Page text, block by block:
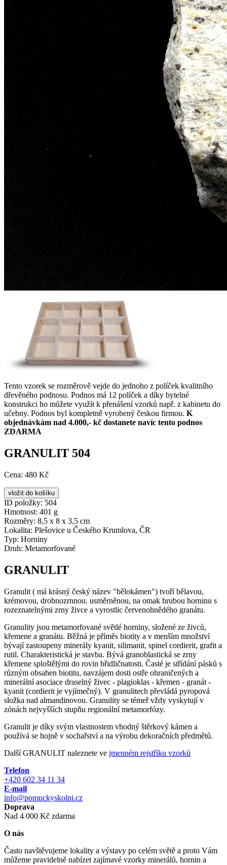
Tento vzorek se rozměrově vejde do jednoho z políček kvalitního
dřevěného podnosu. Podnos má 12 políček a díky bytelné
konstrukci ho můžete využít k přenášení vzorků např. z kabinetu do
učebny. Podnos byl kompletně vyrobený českou firmou. K
objednávkám nad 4.000,- kč dostanete navíc tento podnos
ZDARMA
GRANULIT 504
Cena: 480 Kč
ID položky: 504
Hmotnost: 401 g
Rozměry: 8,5 x 8 x 3,5 cm
Lokalita: Plešovice u Českého Krumlova, ČR
Typ: Horniny
Druh: Metamorfované
GRANULIT
Granulit ( má krásný český název "bělokámen") tvoří bělavou,
krémovou, drobnozrnnou. usměrněnou, na omak hrubou horninu s
rozeznatelnými zrny živce a vyrostlic červenohnědého granátu.
Granulity jsou metamorfované světlé horniny, složené ze živců,
křemene a granátu. Běžná je příměs biotity a v menším množství
bývají zastoupeny minerály kyanit, silimanit, spinel cordierit, grafit a
rutil. Charakteristická je stavba. Bývá granoblastická se zrny
křemene sploštělými do rovin břidličnatosti. Časté je střídání pásků s
různým obsahen biotitu, navzájem dosti ostře ohraničených a
minerální asociace draselný živec - plagioklas - křemen - granát -
kyanit (cordierit je vyjímečný). V granulitech převládá pyropová
složka nad almandinovou. Granulity se témeř vždy vyskytují v
zónách nejvyšších stupňu regionální metamorfózy.
Granulit je díky svým vlastnostem vhodný štěrkový kámen a
používá se hojně v sochařství a na výrobu dekoračních předmětů.
Další GRANULIT naleznete ve jmenném rejstříku vzorků
Telefon
+420 602 34 11 34
E-mail
info@pomuckyskolni.cz
Doprava
Nad 4 000 Kč zdarma
O nás
Často navštěvujeme lokality a výstavy po celém světě a proto Vám
můžeme pravidelně nabízet zajímavé vzorky minerálů, hornin a